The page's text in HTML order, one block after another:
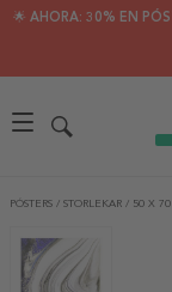
🌟 AHORA: 30% EN
PÓSTERS / STORLEKAR / 50 X 70